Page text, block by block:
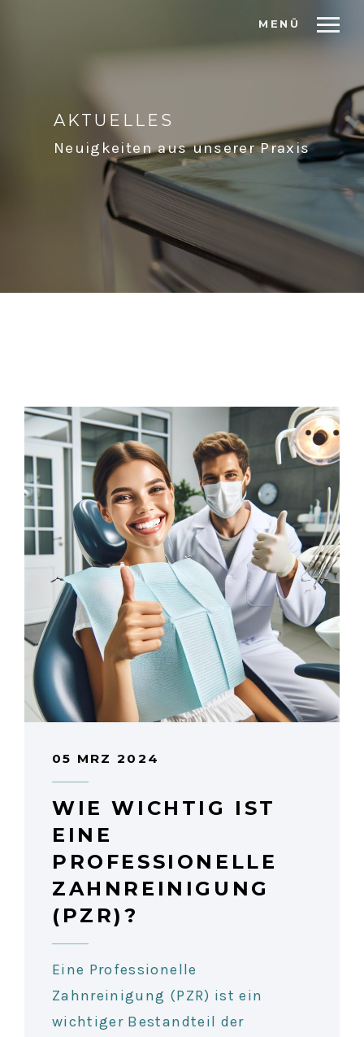
MENÜ
AKTUELLES
Neuigkeiten aus unserer Praxis
05 MRZ 2024
WIE WICHTIG IST
EINE
PROFESSIONELLE
ZAHNREINIGUNG
(PZR)?
Eine Professionelle
Zahnreinigung (PZR) ist ein
wichtiger Bestandteil der